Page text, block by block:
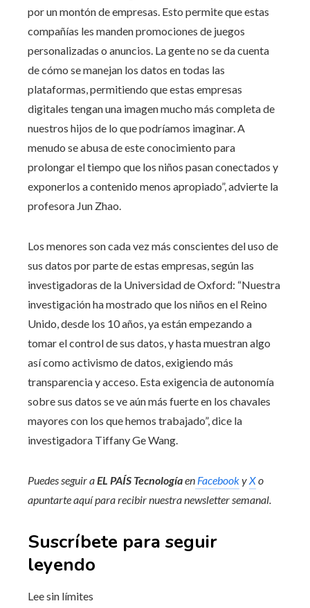
por un montón de empresas. Esto permite que estas
compañías les manden promociones de juegos
personalizadas o anuncios. La gente no se da cuenta
de cómo se manejan los datos en todas las
plataformas, permitiendo que estas empresas
digitales tengan una imagen mucho más completa de
nuestros hijos de lo que podríamos imaginar. A
menudo se abusa de este conocimiento para
prolongar el tiempo que los niños pasan conectados y
exponerlos a contenido menos apropiado”, advierte la
profesora Jun Zhao.
Los menores son cada vez más conscientes del uso de
sus datos por parte de estas empresas, según las
investigadoras de la Universidad de Oxford: “Nuestra
investigación ha mostrado que los niños en el Reino
Unido, desde los 10 años, ya están empezando a
tomar el control de sus datos, y hasta muestran algo
así como activismo de datos, exigiendo más
transparencia y acceso. Esta exigencia de autonomía
sobre sus datos se ve aún más fuerte en los chavales
mayores con los que hemos trabajado”, dice la
investigadora Tiffany Ge Wang.
Puedes seguir aEL PAÍS Tecnologíaen FacebookyXo
apuntarte aquí para recibir nuestranewsletter semanal.
Suscríbete para seguir
leyendo
Lee sin límites